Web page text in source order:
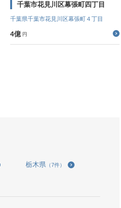
千葉市花見川区幕張町四丁目
千葉県千葉市花見川区幕張町４丁目
4億 円
栃木県 （7件）